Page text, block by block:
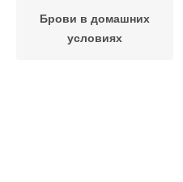
Брови в домашних
условиях